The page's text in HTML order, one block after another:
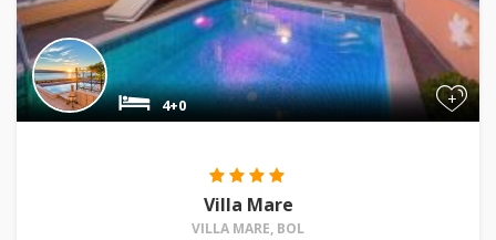
+
4+0
Villa Mare
VILLA MARE, BOL